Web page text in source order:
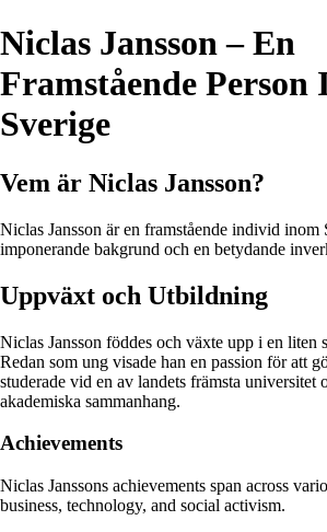
Niclas Jansson – En
Framstående Person
Sverige
Vem är Niclas Jansson?
Niclas Jansson är en framstående individ inom
imponerande bakgrund och en betydande
Uppväxt och Utbildning
Niclas Jansson föddes och växte upp i en liten
Redan som ung visade han en passion för att
studerade vid en av landets främsta universitet
akademiska sammanhang.
Achievements
Niclas Janssons achievements span across
business, technology, and social activism.